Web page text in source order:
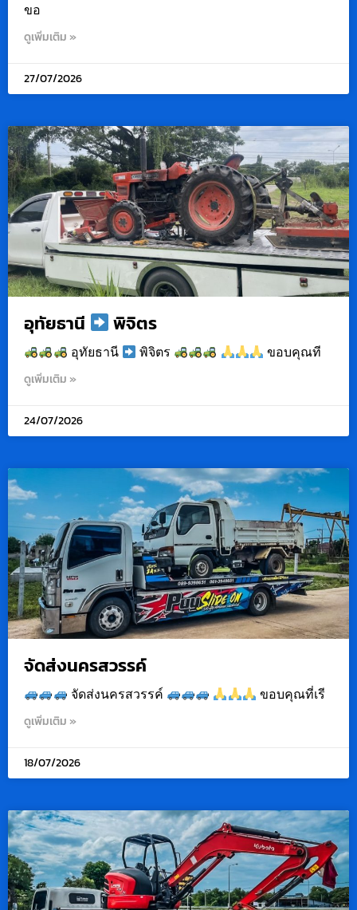
ขอ
ดูเพิ่มเติม »
27/07/2026
อุทัยธานี พิจิตร
อุทัยธานี พิจิตร ขอบคุณที
ดูเพิ่มเติม »
24/07/2026
จัดส่งนครสวรรค์
จัดส่งนครสวรรค์ ขอบคุณที่เรี
ดูเพิ่มเติม »
18/07/2026